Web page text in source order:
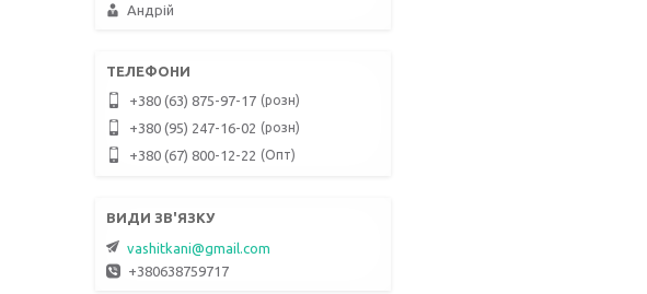
Андрій
+380 (63) 875-97-17 розн
+380 (95) 247-16-02 розн
+380 (67) 800-12-22 Опт
vashitkani@gmail.com
+380638759717